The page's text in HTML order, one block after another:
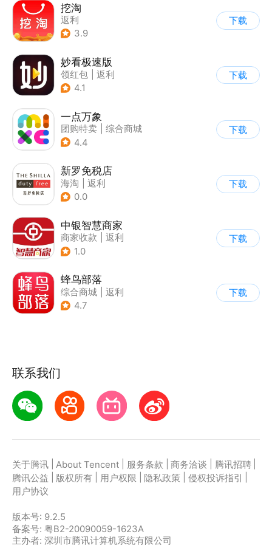
挖淘
返利
3.9
下载
妙看极速版
领红包
返利
4.1
下载
一点万象
团购特卖
综合商城
4.4
下载
新罗免税店
海淘
返利
0.0
下载
中银智慧商家
商家收款
返利
1.0
下载
蜂鸟部落
综合商城
返利
4.7
下载
联系我们
关于腾讯 About Tencent 服务条款 商务洽谈 腾讯招聘
腾讯公益
版权所有 用户权限 隐私政策 侵权投诉指引
用户协议
版本号: 9.2.5
备案号: 粤B2-20090059-1623A
主办者: 深圳市腾讯计算机系统有限公司